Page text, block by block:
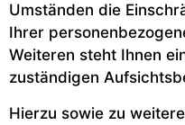
Umständen die
Ihrer
Weiteren steht Ihnen
zuständigen
Hierzu sowie zu